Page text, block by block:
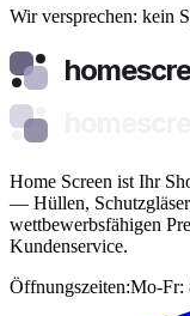
Wir versprechen: kein
Home Screen ist Ihr
— Hüllen,
wettbewerbsfähigen
Kundenservice.
Öffnungszeiten:Mo-Fr: